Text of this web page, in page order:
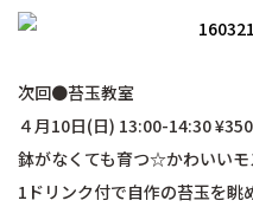
次回●苔玉教室
４月10日(日) 13:00-14:30
鉢がなくても育つ☆かわいいモ
1ドリンク付で自作の苔玉を眺